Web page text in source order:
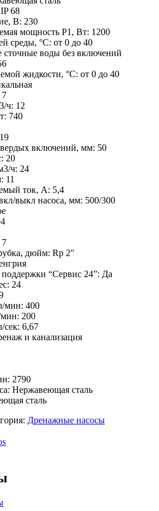
68
В: 230
мощность Р1, Вт: 1200
среды, °C: от 0 до 40
воды без включений
жидкости, °C: от 0 до 40
7
ч: 12
740
включений, мм: 50
20
ч: 24
11
ток, А: 5,4
выкл насоса, мм: 500/300
дюйм: Rp 2″
“Сервис 24”: Да
24
мин: 400
200
сек: 6,67
и канализация
2790
Нержавеющая сталь
сталь
Дренажные насосы